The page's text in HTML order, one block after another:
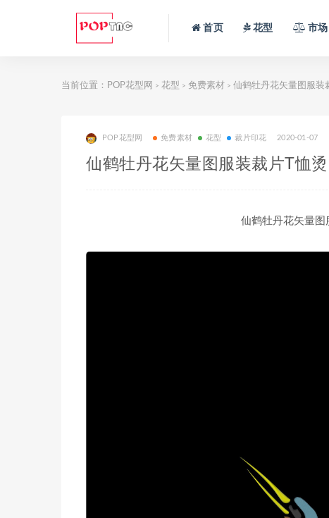
首页 花型 市场
当前位置： POP花型网 > 花型 > 免费素材 > 仙鹤牡丹花矢量图服装
POP花型网 免费素材 花型 裁片印花 2020-01-07
仙鹤牡丹花矢量图服装裁片T恤
仙鹤牡丹花矢量图